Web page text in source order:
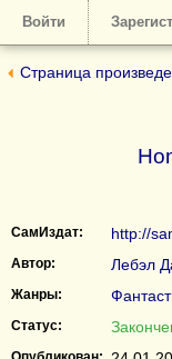
Войти
Страница
СамИздат: http://
Автор: Лебэл
Жанры:
Статус: